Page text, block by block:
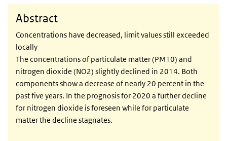
Abstract
Concentrations have decreased, limit values still exceeded
locally
The concentrations of particulate matter (PM10) and
nitrogen dioxide (NO2) slightly declined in 2014. Both
components show a decrease of nearly 20 percent in the
past five years. In the prognosis for 2020 a further decline
for nitrogen dioxide is foreseen while for particulate
matter the decline stagnates.